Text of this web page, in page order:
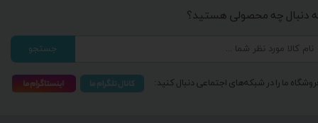
دنبال چه محصولی هستید؟
جستجو
ما را در شبکه‌های اجتماعی دنبال کنید: